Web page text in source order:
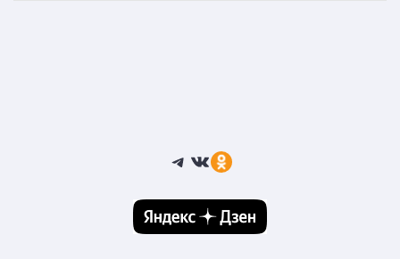
Telegram
ВКонтакте
Ссылка